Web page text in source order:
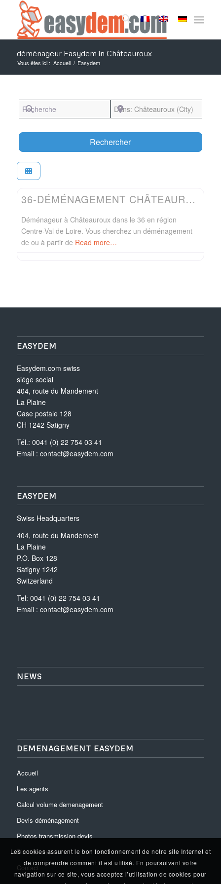
déménageur Easydem in Châteauroux
Vous êtes ici : Accueil / Easydem
Recherche Près de
RechercherSearch
Easydem
36-DÉMÉNAGEMENT CHÂTEAUROUX-DÉMÉNAGEUR TESSIOT
Déménageur à Châteauroux dans le 36 en région
Centre-Val de Loire. Vous cherchez un déménagement
de ou à partir de Read more…
EASYDEM
Easydem.com swiss
siége social
404, route du Mandement
La Plaine
Case postale 128
CH 1242 Satigny
Tél.: 0041 (0) 22 754 03 41
Email : contact@easydem.com
EASYDEM
Swiss Headquarters
404, route du Mandement
La Plaine
P.O. Box 128
Satigny 1242
Switzerland
Tel: 0041 (0) 22 754 03 41
Email : contact@easydem.com
NEWS
DEMENAGEMENT EASYDEM
Accueil
Les agents
Calcul volume demenagement
Devis déménagement
Photos transmission devis
Plan du site
Contact
Les cookies assurent le bon fonctionnement de notre site Internet et
de comprendre comment il est utilisé. En poursuivant votre
navigation sur ce site, vous acceptez l’utilisation de cookies pour